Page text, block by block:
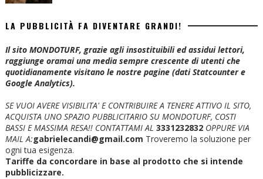
LA PUBBLICITÀ FA DIVENTARE GRANDI!
Il sito MONDOTURF, grazie agli insostituibili ed assidui lettori,
raggiunge oramai una media sempre crescente di utenti che
quotidianamente visitano le nostre pagine (dati Statcounter e
Google Analytics).
SE VUOI AVERE VISIBILITA' E CONTRIBUIRE A TENERE ATTIVO IL SITO,
ACQUISTA UNO SPAZIO PUBBLICITARIO SU MONDOTURF, COSTI
BASSI E MASSIMA RESA!! CONTATTAMI AL 3331232832 OPPURE VIA
MAIL A:gabrielecandi@gmail.com Troveremo la soluzione per
ogni tua esigenza.
Tariffe da concordare in base al prodotto che si intende
pubblicizzare.